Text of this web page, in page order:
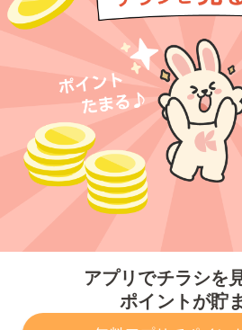
アプリでチラシを
ポイントが貯